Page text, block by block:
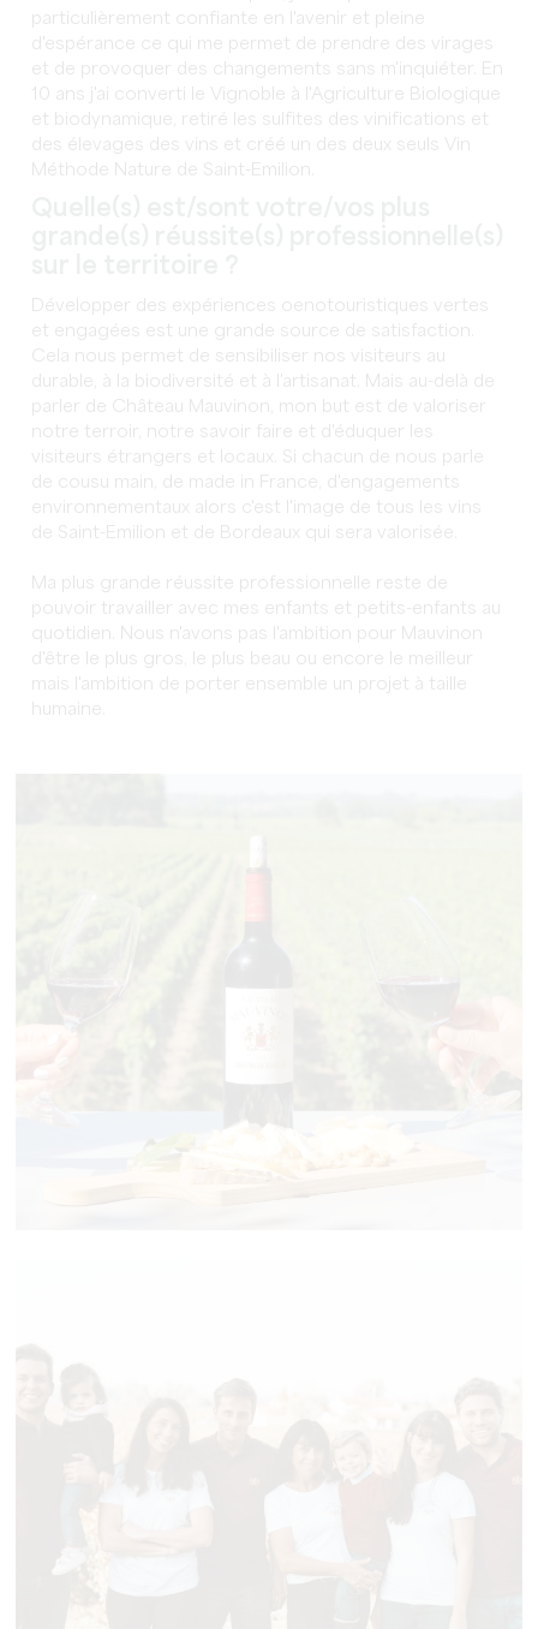
particulièrement confiante en l'avenir et pleine
d'espérance ce qui me permet de prendre des virages
et de provoquer des changements sans m'inquiéter. En
10 ans j'ai converti le Vignoble à l'Agriculture Biologique
et biodynamique, retiré les sulfites des vinifications et
des élevages des vins et créé un des deux seuls Vin
Méthode Nature de Saint-Emilion.
Développer des expériences oenotouristiques vertes
et engagées est une grande source de satisfaction.
Cela nous permet de sensibiliser nos visiteurs au
durable, à la biodiversité et à l'artisanat. Mais au-delà de
parler de Château Mauvinon, mon but est de valoriser
notre terroir, notre savoir faire et d'éduquer les
visiteurs étrangers et locaux. Si chacun de nous parle
de cousu main, de made in France, d'engagements
environnementaux alors c'est l'image de tous les vins
de Saint-Emilion et de Bordeaux qui sera valorisée.
Ma plus grande réussite professionnelle reste de
pouvoir travailler avec mes enfants et petits-enfants au
quotidien. Nous n'avons pas l'ambition pour Mauvinon
d'être le plus gros, le plus beau ou encore le meilleur
mais l'ambition de porter ensemble un projet à taille
humaine.